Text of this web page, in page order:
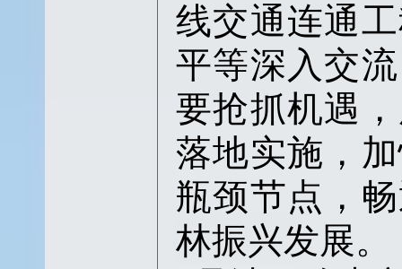
线交通连通
平等深入交
要抢抓机遇
落地实施，
瓶颈节点，
林振兴发展。